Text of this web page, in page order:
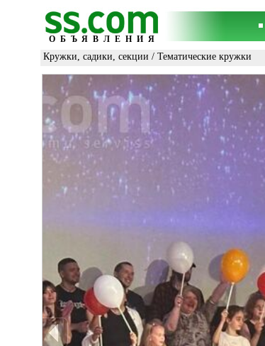
ОБЪЯВЛЕНИЯ
Кружки, садики, секции / Тематические кружки